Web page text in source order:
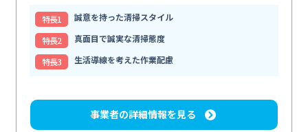
特⻑1
誠意を持った清掃スタイル
特⻑2
真面目で誠実な清掃態度
特⻑3
生活導線を考えた作業配慮
事業者の詳細情報を見る